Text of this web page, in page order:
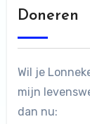
Doneren
Wil je
mijn
dan nu: